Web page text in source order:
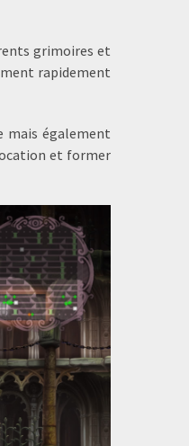
grimoires et
rapidement
mais également
et former